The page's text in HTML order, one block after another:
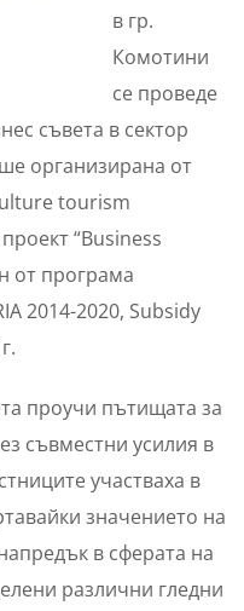
в гр.
Комотини
се проведе
съвета в сектор
организирана от
tourism
“Business
от програма
2014-2020, Subsidy
проучи пътищата за
съвместни усилия в
участваха в
значението на
в сферата на
различни гледни